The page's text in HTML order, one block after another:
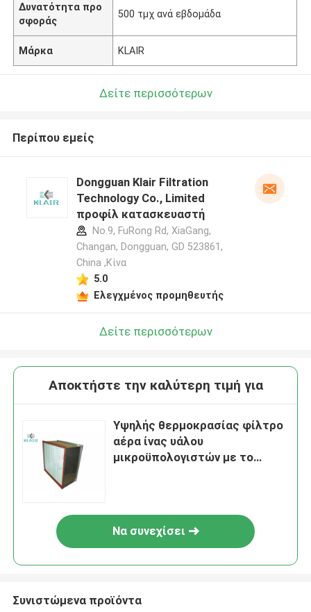
Δυνατότητα προ
σφοράς
500 τμχ ανά εβδομάδα
Μάρκα KLAIR
Δείτε περισσότερων
Περίπου εμείς
Dongguan Klair Filtration
Technology Co., Limited
προφίλ κατασκευαστή
No.9, FuRong Rd, XiaGang,
Changan, Dongguan, GD 523861,
China ,Κίνα
5.0
Ελεγχμένος προμηθευτής
Δείτε περισσότερων
Αποκτήστε την καλύτερη τιμή για
Υψηλής θερμοκρασίας φίλτρο
αέρα ίνας υάλου
μικροϋπολογιστών με το
Να συνεχίσει
Συνιστώμενα προϊόντα